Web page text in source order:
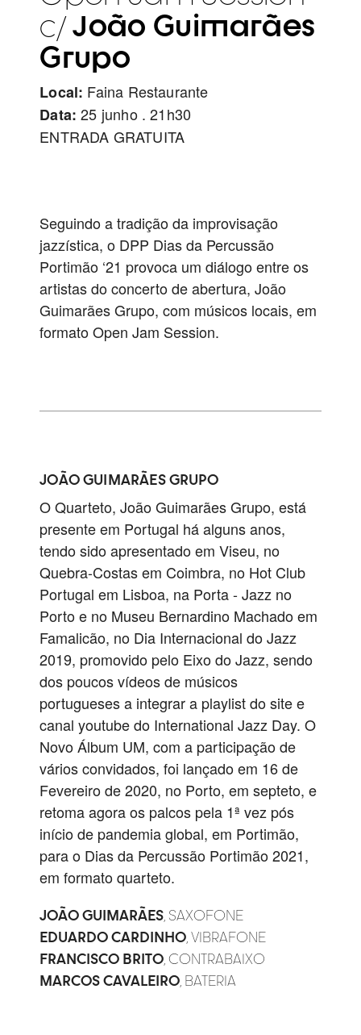
c/João Guimarães
Grupo
Local: Faina Restaurante
Data:25 junho . 21h30
ENTRADA GRATUITA
Seguindo a tradição da improvisação
jazzística, o DPP Dias da Percussão
Portimão ‘21 provoca um diálogo entre os
artistas do concerto de abertura, João
Guimarães Grupo, com músicos locais, em
formato Open Jam Session.
JOÃO GUIMARÃES GRUPO
O Quarteto, João Guimarães Grupo, está
presente em Portugal há alguns anos,
tendo sido apresentado em Viseu, no
Quebra-Costas em Coimbra, no Hot Club
Portugal em Lisboa, na Porta - Jazz no
Porto e no Museu Bernardino Machado em
Famalicão, no Dia Internacional do Jazz
2019, promovido pelo Eixo do Jazz, sendo
dos poucos vídeos de músicos
portugueses a integrar a playlist do site e
canal youtube do International Jazz Day. O
Novo Álbum UM, com a participação de
vários convidados, foi lançado em 16 de
Fevereiro de 2020, no Porto, em septeto, e
retoma agora os palcos pela 1ª vez pós
início de pandemia global, em Portimão,
para o Dias da Percussão Portimão 2021,
em formato quarteto.
JOÃO GUIMARÃES , SAXOFONE
EDUARDO CARDINHO , VIBRAFONE
FRANCISCO BRITO , CONTRABAIXO
MARCOS CAVALEIRO , BATERIA